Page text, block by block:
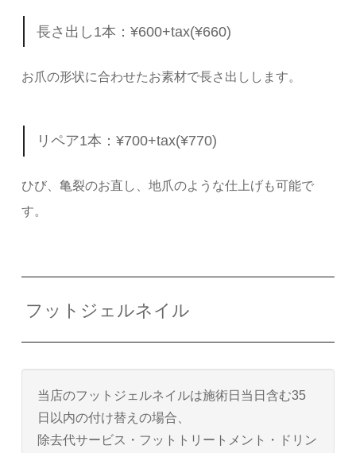
長さ出し1本：¥600+tax(¥660)
お爪の形状に合わせたお素材で長さ出しします。
リペア1本：¥700+tax(¥770)
ひび、亀裂のお直し、地爪のような仕上げも可能で
す。
フットジェルネイル
当店のフットジェルネイルは施術日当日含む35
日以内の付け替えの場合、
除去代サービス・フットトリートメント・ドリン